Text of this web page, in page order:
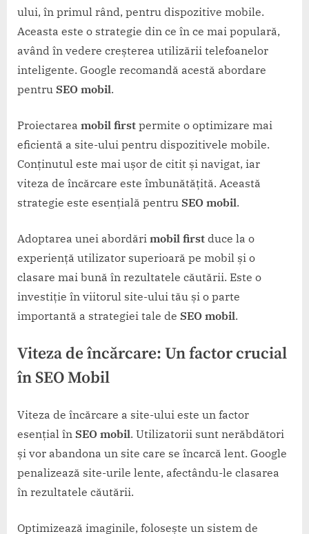
ului, în primul rând, pentru dispozitive mobile.
Aceasta este o strategie din ce în ce mai populară,
având în vedere creșterea utilizării telefoanelor
inteligente. Google recomandă acestă abordare
pentru SEO mobil.
Proiectarea mobil first permite o optimizare mai
eficientă a site-ului pentru dispozitivele mobile.
Conținutul este mai ușor de citit și navigat, iar
viteza de încărcare este îmbunătățită. Această
strategie este esențială pentru SEO mobil.
Adoptarea unei abordări mobil first duce la o
experiență utilizator superioară pe mobil și o
clasare mai bună în rezultatele căutării. Este o
investiție în viitorul site-ului tău și o parte
importantă a strategiei tale de SEO mobil.
Viteza de încărcare: Un factor crucial
în SEO Mobil
Viteza de încărcare a site-ului este un factor
esențial în SEO mobil. Utilizatorii sunt nerăbdători
și vor abandona un site care se încarcă lent. Google
penalizează site-urile lente, afectându-le clasarea
în rezultatele căutării.
Optimizează imaginile, folosește un sistem de